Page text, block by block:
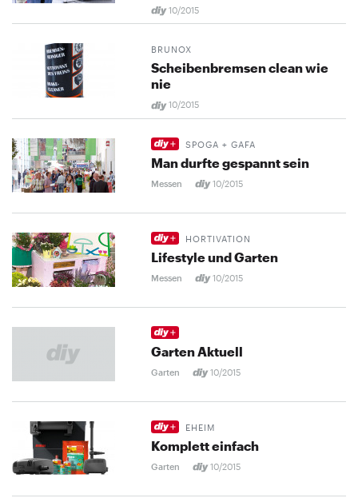
10/2015
BRUNOX
Scheibenbremsen clean wie
nie
10/2015
SPOGA + GAFA
Man durfte gespannt sein
Messen 10/2015
HORTIVATION
Lifestyle und Garten
Messen 10/2015
Garten Aktuell
Garten 10/2015
EHEIM
Komplett einfach
Garten 10/2015